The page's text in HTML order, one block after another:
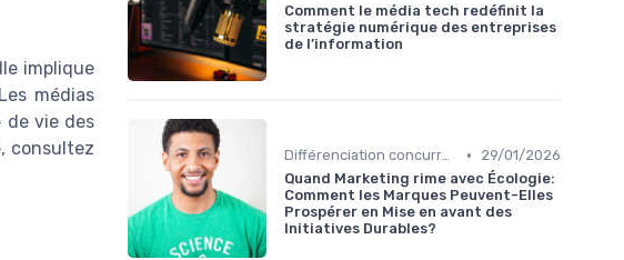
implique
médias
de vie des
consultez
Comment le média tech redéfinit la
stratégie numérique des entreprises
de l’information
Différenciation concurrentielle •
29/01/2026
Quand Marketing rime avec Écologie:
Comment les Marques Peuvent-Elles
Prospérer en Mise en avant des
Initiatives Durables?